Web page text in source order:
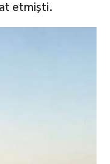
etmişti.